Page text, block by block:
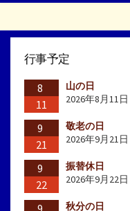
行事予定
8
11
山の日
2026年8月11日
9
21
敬老の日
2026年9月21日
9
22
振替休日
2026年9月22日
秋分の日